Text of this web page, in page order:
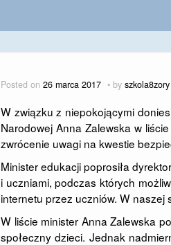
Posted on 26 marca 2017 by szkola8zory
W związku z niepokojącymi
Narodowej Anna Zalewska w
zwrócenie uwagi na kwestie
Minister edukacji poprosiła
i uczniami, podczas których
internetu przez uczniów. W
W liście minister Anna Zalewska
społeczny dzieci. Jednak